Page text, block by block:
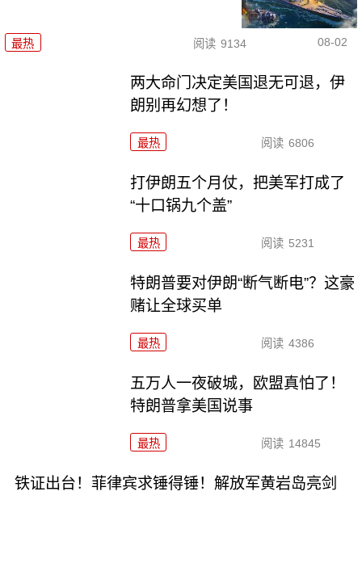
最热 阅读 9134 08-02
两大命门决定美国退无可退，伊
朗别再幻想了！
最热 阅读 6806
打伊朗五个月仗，把美军打成了
“十口锅九个盖”
最热 阅读 5231
特朗普要对伊朗“断气断电”？这豪
赌让全球买单
最热 阅读 4386
五万人一夜破城，欧盟真怕了！
特朗普拿美国说事
最热 阅读 14845
铁证出台！菲律宾求锤得锤！解放军黄岩岛亮剑